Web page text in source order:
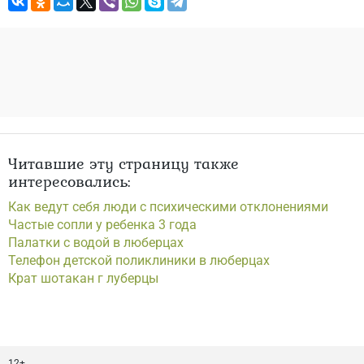
Читавшие эту страницу также
интересовались:
Как ведут себя люди с психическими отклонениями
Частые сопли у ребенка 3 года
Палатки с водой в люберцах
Телефон детской поликлиники в люберцах
Крат шотакан г луберцы